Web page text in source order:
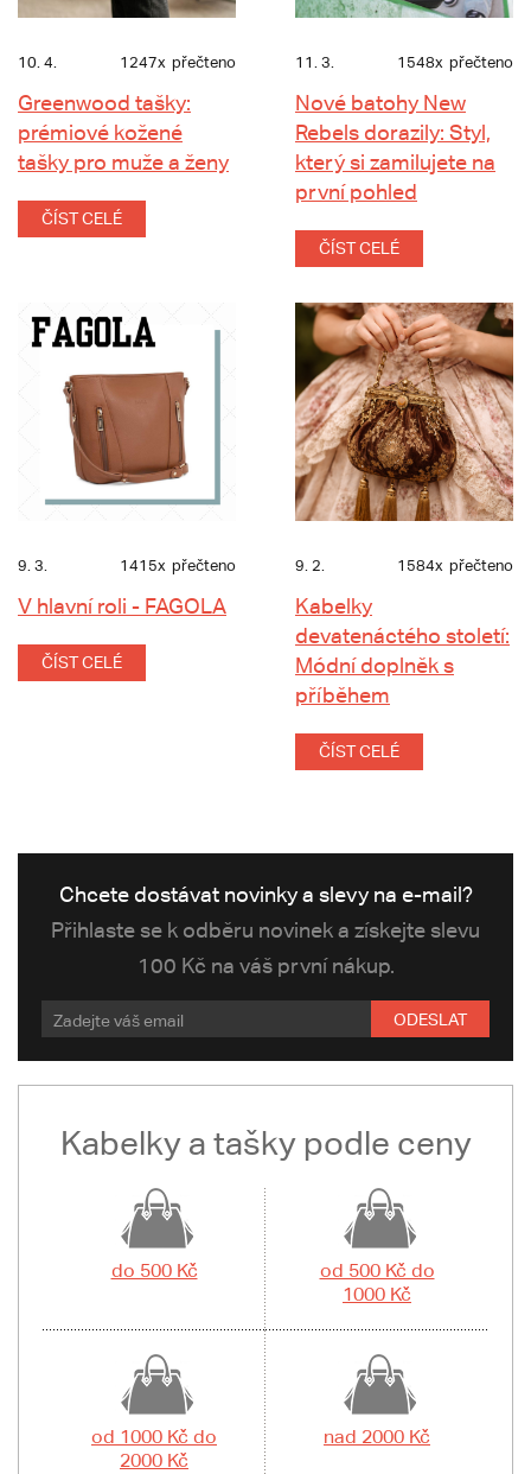
10. 4. 1247x přečteno
Greenwood tašky:
prémiové kožené
tašky pro muže a ženy
ČÍST CELÉ
11. 3. 1548x přečteno
Nové batohy New
Rebels dorazily: Styl,
který si zamilujete na
první pohled
ČÍST CELÉ
9. 3. 1415x přečteno
V hlavní roli - FAGOLA
ČÍST CELÉ
9. 2. 1584x přečteno
Kabelky
devatenáctého století:
Módní doplněk s
příběhem
ČÍST CELÉ
Chcete dostávat novinky a slevy na e-mail?
Přihlaste se k odběru novinek a získejte slevu
100 Kč na váš první nákup.
ODESLAT
Kabelky a tašky podle ceny
do 500 Kč
od 500 Kč do
1000 Kč
od 1000 Kč do
2000 Kč
nad 2000 Kč